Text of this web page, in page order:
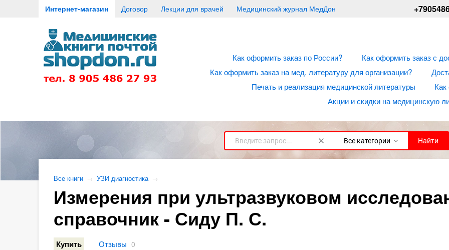
Интернет-магазин Договор Лекции для врачей Медицинский журнал МедДон
Как оформить заказ по России?
Как оформить заказ с
Как оформить заказ на мед. литературу для организации?
Печать и реализация медицинской литературы
Как
Акции и скидки на медицинскую
Все категории Найти
Все книги → УЗИ диагностика →
Измерения при ультразвуковом
справочник - Сиду П. С.
Купить Отзывы 0